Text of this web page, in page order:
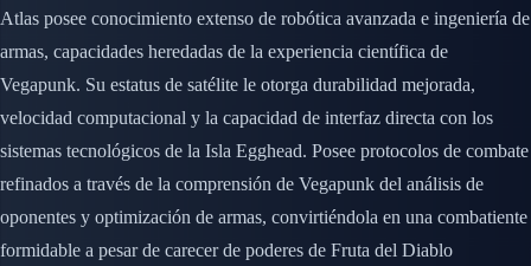
Atlas posee conocimiento extenso de robótica avanzada e ingeniería de
armas, capacidades heredadas de la experiencia científica de
Vegapunk. Su estatus de satélite le otorga durabilidad mejorada,
velocidad computacional y la capacidad de interfaz directa con los
sistemas tecnológicos de la Isla Egghead. Posee protocolos de combate
refinados a través de la comprensión de Vegapunk del análisis de
oponentes y optimización de armas, convirtiéndola en una combatiente
formidable a pesar de carecer de poderes de Fruta del Diablo